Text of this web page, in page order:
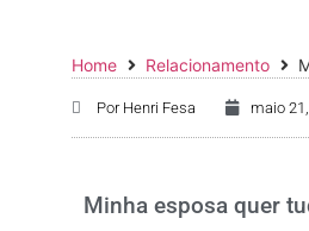
Home Relacionamento
PorHenri Fesa maio
Minha esposa quer